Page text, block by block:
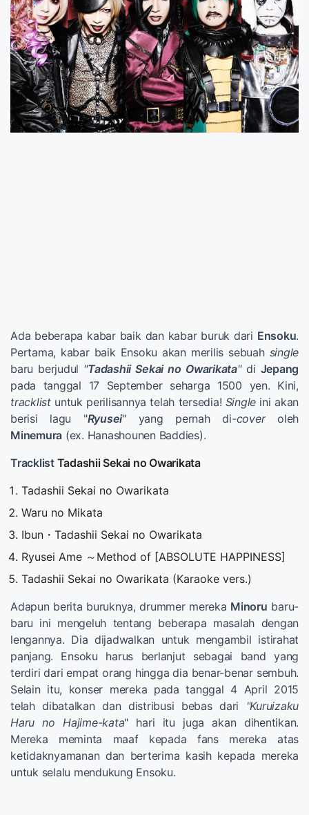
Ada beberapa kabar baik dan kabar buruk dari Ensoku.
Pertama, kabar baik Ensoku akan merilis sebuah single
baru berjudul "Tadashii Sekai no Owarikata"di Jepang
pada tanggal 17 September seharga 1500 yen. Kini,
tracklistuntuk perilisannya telah tersedia! Single ini akan
berisi lagu "Ryusei" yang pernah di-coveroleh
Minemura (ex. Hanashounen Baddies).
Tracklist Tadashii Sekai no Owarikata
Tadashii Sekai no Owarikata
Waru no Mikata
Ibun・Tadashii Sekai no Owarikata
Ryusei Ame ～Method of [ABSOLUTE HAPPINESS]
Tadashii Sekai no Owarikata (Karaoke vers.)
Adapun berita buruknya, drummer mereka Minoru baru-
baru ini mengeluh tentang beberapa masalah dengan
lengannya. Dia dijadwalkan untuk mengambil istirahat
panjang. Ensoku harus berlanjut sebagai band yang
terdiri dari empat orang hingga dia benar-benar sembuh.
Selain itu, konser mereka pada tanggal 4 April 2015
telah dibatalkan dan distribusi bebas dari "Kuruizaku
Haru no Hajime-kata" hari itu juga akan dihentikan.
Mereka meminta maaf kepada fans mereka atas
ketidaknyamanan dan berterima kasih kepada mereka
untuk selalu mendukung Ensoku.